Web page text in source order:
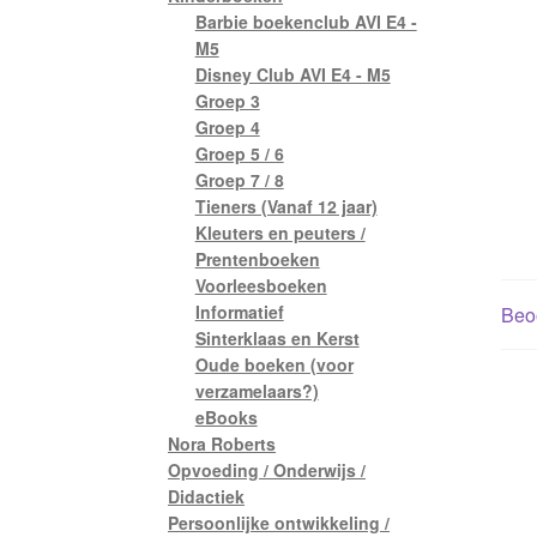
Barbie boekenclub AVI E4 -
M5
Disney Club AVI E4 - M5
Groep 3
Groep 4
Groep 5 / 6
Groep 7 / 8
Tieners (Vanaf 12 jaar)
Kleuters en peuters /
Prentenboeken
Voorleesboeken
Informatief
Sinterklaas en Kerst
Oude boeken (voor
verzamelaars?)
eBooks
Nora Roberts
Opvoeding / Onderwijs /
Didactiek
Persoonlijke ontwikkeling /